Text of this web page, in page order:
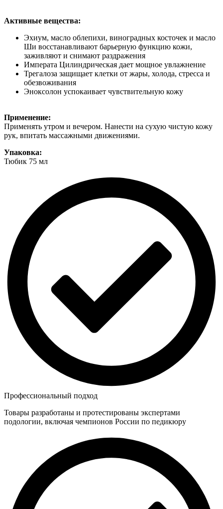
Активные вещества:
Эхиум, масло облепихи, виноградных косточек и масло
Ши восстанавливают барьерную функцию кожи,
заживляют и снимают раздражения
Императа Цилиндрическая дает мощное увлажнение
Трегалоза защищает клетки от жары, холода, стресса и
обезвоживания
Эноксолон успокаивает чувствительную кожу
Применение:
Применять утром и вечером. Нанести на сухую чистую кожу
рук, впитать массажными движениями.
Упаковка:
Тюбик 75 мл
Профессиональный подход
Товары разработаны и протестированы экспертами
подологии, включая чемпионов России по педикюру